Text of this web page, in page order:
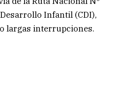
Infantil (CDI),
largas interrupciones.